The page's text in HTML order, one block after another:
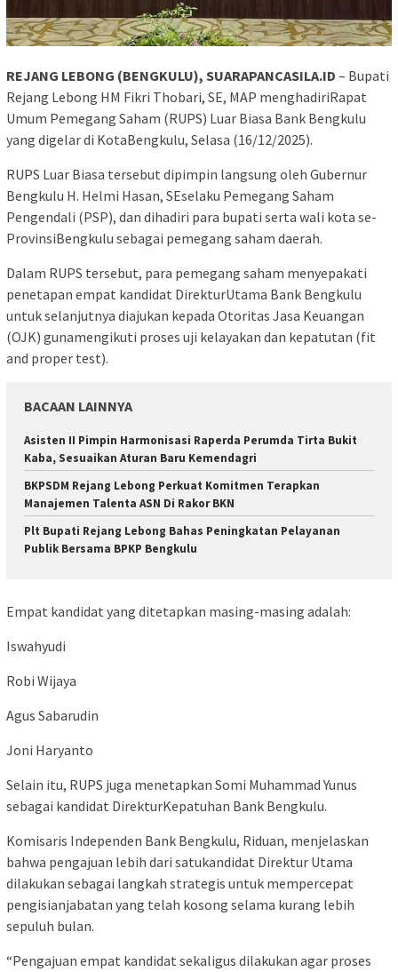
REJANG LEBONG (BENGKULU), SUARAPANCASILA.ID – Bupati
Rejang Lebong HM Fikri Thobari, SE, MAP menghadiriRapat
Umum Pemegang Saham (RUPS) Luar Biasa Bank Bengkulu
yang digelar di KotaBengkulu, Selasa (16/12/2025).
RUPS Luar Biasa tersebut dipimpin langsung oleh Gubernur
Bengkulu H. Helmi Hasan, SEselaku Pemegang Saham
Pengendali (PSP), dan dihadiri para bupati serta wali kota se-
ProvinsiBengkulu sebagai pemegang saham daerah.
Dalam RUPS tersebut, para pemegang saham menyepakati
penetapan empat kandidat DirekturUtama Bank Bengkulu
untuk selanjutnya diajukan kepada Otoritas Jasa Keuangan
(OJK) gunamengikuti proses uji kelayakan dan kepatutan (fit
and proper test).
BACAAN LAINNYA
Asisten II Pimpin Harmonisasi Raperda Perumda Tirta Bukit
Kaba, Sesuaikan Aturan Baru Kemendagri
BKPSDM Rejang Lebong Perkuat Komitmen Terapkan
Manajemen Talenta ASN Di Rakor BKN
Plt Bupati Rejang Lebong Bahas Peningkatan Pelayanan
Publik Bersama BPKP Bengkulu
Empat kandidat yang ditetapkan masing-masing adalah:
Iswahyudi
Robi Wijaya
Agus Sabarudin
Joni Haryanto
Selain itu, RUPS juga menetapkan Somi Muhammad Yunus
sebagai kandidat DirekturKepatuhan Bank Bengkulu.
Komisaris Independen Bank Bengkulu, Riduan, menjelaskan
bahwa pengajuan lebih dari satukandidat Direktur Utama
dilakukan sebagai langkah strategis untuk mempercepat
pengisianjabatan yang telah kosong selama kurang lebih
sepuluh bulan.
“Pengajuan empat kandidat sekaligus dilakukan agar proses